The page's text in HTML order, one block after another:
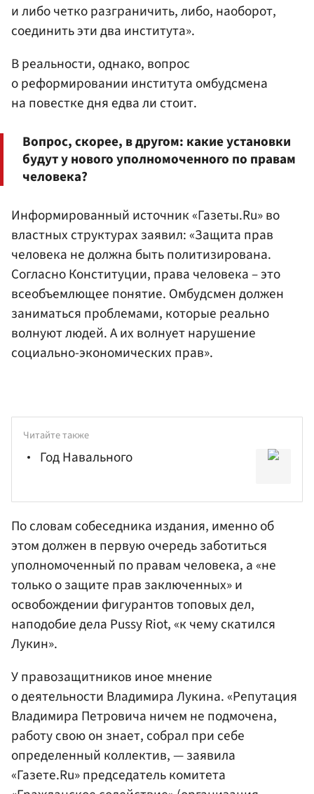
и либо четко разграничить, либо, наоборот,
соединить эти два института».
В реальности, однако, вопрос
о реформировании института омбудсмена
на повестке дня едва ли стоит.
Вопрос, скорее, в другом: какие установки
будут у нового уполномоченного по правам
человека?
Информированный источник «Газеты.Ru» во
властных структурах заявил: «Защита прав
человека не должна быть политизирована.
Согласно Конституции, права человека – это
всеобъемлющее понятие. Омбудсмен должен
заниматься проблемами, которые реально
волнуют людей. А их волнует нарушение
социально-экономических прав».
Читайте также
Год Навального
По словам собеседника издания, именно об
этом должен в первую очередь заботиться
уполномоченный по правам человека, а «не
только о защите прав заключенных» и
освобождении фигурантов топовых дел,
наподобие дела Pussy Riot, «к чему скатился
Лукин».
У правозащитников иное мнение
о деятельности Владимира Лукина. «Репутация
Владимира Петровича ничем не подмочена,
работу свою он знает, собрал при себе
определенный коллектив, — заявила
«Газете.Ru» председатель комитета